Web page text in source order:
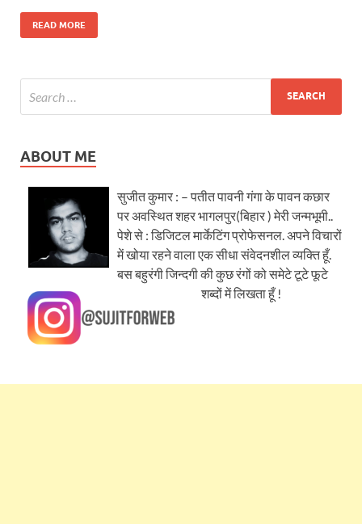
READ MORE
ABOUT ME
सुजीत कुमार : – पतीत पावनी गंगा के पावन कछार
पर अवस्थित शहर भागलपुर(बिहार ) मेरी जन्मभूमी..
पेशे से : डिजिटल मार्केटिंग प्रोफेसनल. अपने विचारों
में खोया रहने वाला एक सीधा संवेदनशील व्यक्ति हूँ.
बस बहुरंगी जिन्दगी की कुछ रंगों को समेटे टूटे फूटे
शब्दों में लिखता हूँ !